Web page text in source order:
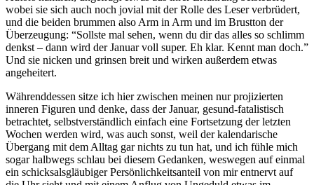
wobei sie sich auch noch jovial mit der Rolle des Leser verbrüdert,
und die beiden brummen also Arm in Arm und im Brustton der
Überzeugung: “Sollste mal sehen, wenn du dir das alles so schlimm
denkst – dann wird der Januar voll super. Eh klar. Kennt man doch.”
Und sie nicken und grinsen breit und wirken außerdem etwas
angeheitert.
Währenddessen sitze ich hier zwischen meinen nur projizierten
inneren Figuren und denke, dass der Januar, gesund-fatalistisch
betrachtet, selbstverständlich einfach eine Fortsetzung der letzten
Wochen werden wird, was auch sonst, weil der kalendarische
Übergang mit dem Alltag gar nichts zu tun hat, und ich fühle mich
sogar halbwegs schlau bei diesem Gedanken, weswegen auf einmal
ein schicksalsgläubiger Persönlichkeitsanteil von mir entnervt auf